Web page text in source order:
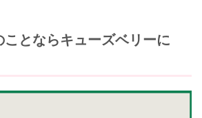
とならキューズベリーに